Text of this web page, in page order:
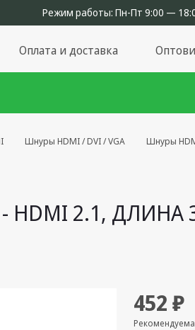
Режим работы: Пн-Пт 9:00 —
Оплата и доставка
Шнуры HDMI / DVI / VGA
Шнуры
- HDMI 2.1, ДЛИНА
452 ₽